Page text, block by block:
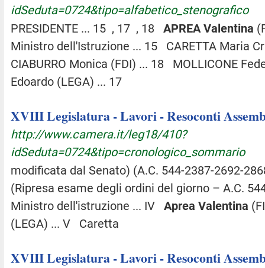
idSeduta=0724&tipo=alfabetico_stenografico
PRESIDENTE ... 15 , 17 , 18 APREA Valentina
Ministro dell'Istruzione ... 15 CARETTA Maria
CIABURRO Monica (FDI) ... 18 MOLLICONE
Edoardo (LEGA) ... 17
XVIII Legislatura - Lavori - Resoconti
http://www.camera.it/leg18/410?
idSeduta=0724&tipo=cronologico_sommario
modificata dal Senato) (A.C. 544-2387-2692-
(Ripresa esame degli ordini del giorno – A.C.
Ministro dell'istruzione ... IV Aprea Valentina
(LEGA) ... V Caretta
XVIII Legislatura - Lavori - Resoconti